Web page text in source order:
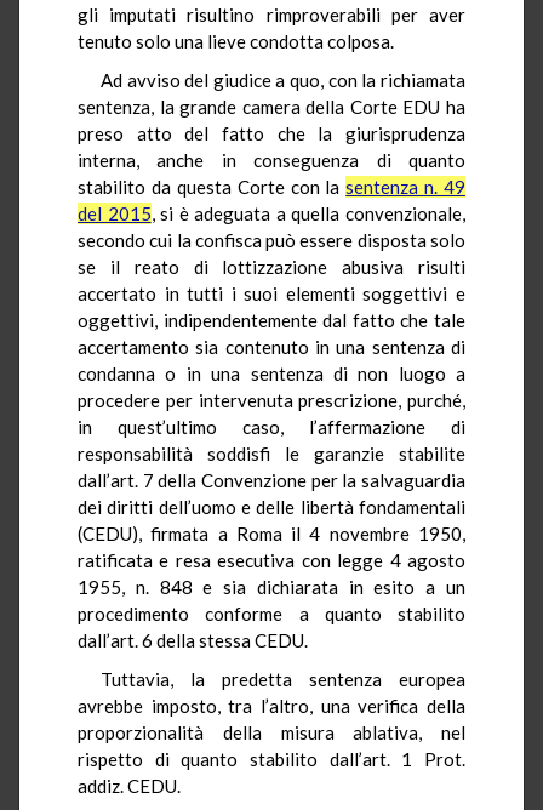
gli imputati risultino rimproverabili per aver
tenuto solo una lieve condotta colposa.
Ad avviso del giudice a quo, con la richiamata
sentenza, la grande camera della Corte EDU ha
preso atto del fatto che la giurisprudenza
interna, anche in conseguenza di quanto
stabilito da questa Corte con lasentenza n. 49
del 2015, si è adeguata a quella convenzionale,
secondo cui la confisca può essere disposta solo
se il reato di lottizzazione abusiva risulti
accertato in tutti i suoi elementi soggettivi e
oggettivi, indipendentemente dal fatto che tale
accertamento sia contenuto in una sentenza di
condanna o in una sentenza di non luogo a
procedere per intervenuta prescrizione, purché,
in quest’ultimo caso, l’affermazione di
responsabilità soddisfi le garanzie stabilite
dall’art. 7 della Convenzione per la salvaguardia
dei diritti dell’uomo e delle libertà fondamentali
(CEDU), firmata a Roma il 4 novembre 1950,
ratificata e resa esecutiva con legge 4 agosto
1955, n. 848 e sia dichiarata in esito a un
procedimento conforme a quanto stabilito
dall’art. 6 della stessa CEDU.
Tuttavia, la predetta sentenza europea
avrebbe imposto, tra l’altro, una verifica della
proporzionalità della misura ablativa, nel
rispetto di quanto stabilito dall’art. 1 Prot.
addiz. CEDU.